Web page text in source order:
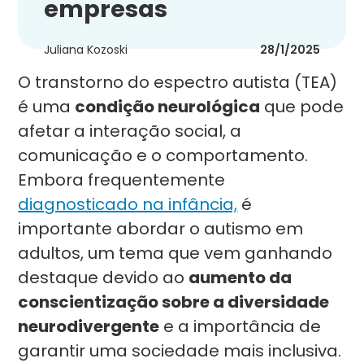
empresas
Juliana Kozoski 28/1/2025
O transtorno do espectro autista (TEA)
é uma condição neurológica que pode
afetar a interação social, a
comunicação e o comportamento.
Embora frequentemente
diagnosticado na infância, é
importante abordar o autismo em
adultos, um tema que vem ganhando
destaque devido ao aumento da
conscientização sobre a diversidade
neurodivergente e a importância de
garantir uma sociedade mais inclusiva.